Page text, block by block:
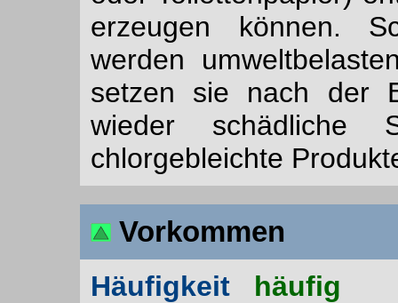
erzeugen können.
werden
setzen sie nach der
wieder schädliche
chlorgebleichte
Vorkommen
Häufigkeit häufig